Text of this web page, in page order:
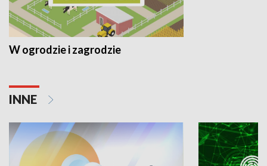
W ogrodzie i zagrodzie
INNE